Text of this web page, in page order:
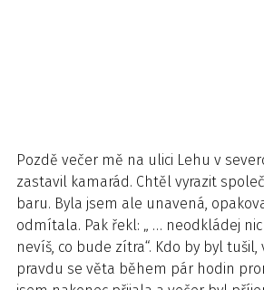
Pozdě večer mě na ulici Lehu v
zastavil kamarád. Chtěl vyrazit
baru. Byla jsem ale unavená,
odmítala. Pak řekl: „ … neodkládej
nevíš, co bude zítra“. Kdo by byl
pravdu se věta během pár hodin